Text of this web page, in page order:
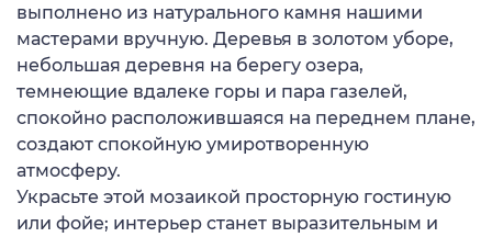
выполнено из натурального камня нашими
мастерами вручную. Деревья в золотом уборе,
небольшая деревня на берегу озера,
темнеющие вдалеке горы и пара газелей,
спокойно расположившаяся на переднем плане,
создают спокойную умиротворенную
атмосферу.
Украсьте этой мозаикой просторную гостиную
или фойе; интерьер станет выразительным и